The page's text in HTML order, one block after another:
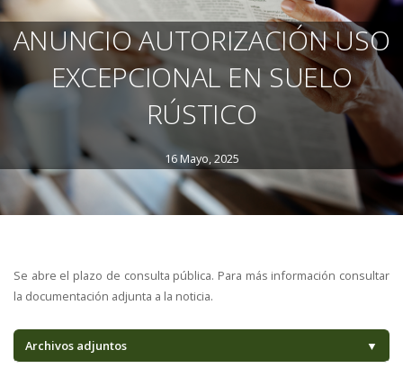
ANUNCIO AUTORIZACIÓN USO
EXCEPCIONAL EN SUELO
RÚSTICO
16 Mayo, 2025
Se abre el plazo de consulta pública. Para más información consultar
la documentación adjunta a la noticia.
Archivos adjuntos ▼